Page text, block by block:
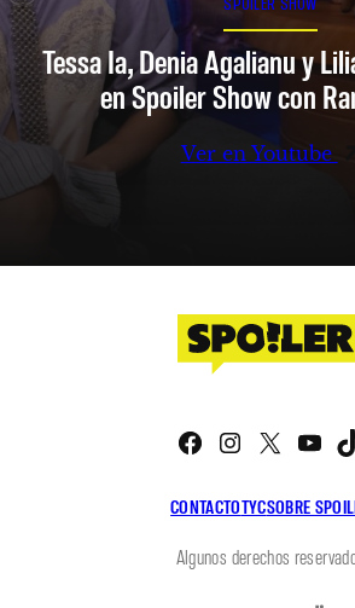
Tessa Ia, Denia Agalianu y
en Spoiler Show con
Ver en Youtube
CONTACTOTYCSOBRE
Facebook
X
Algunos derechos